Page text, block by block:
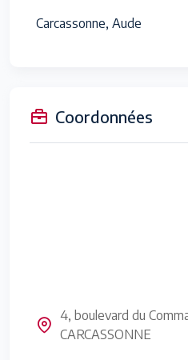
Carcassonne, Aude
Coordonnées
4, boulevard du
CARCASSONNE